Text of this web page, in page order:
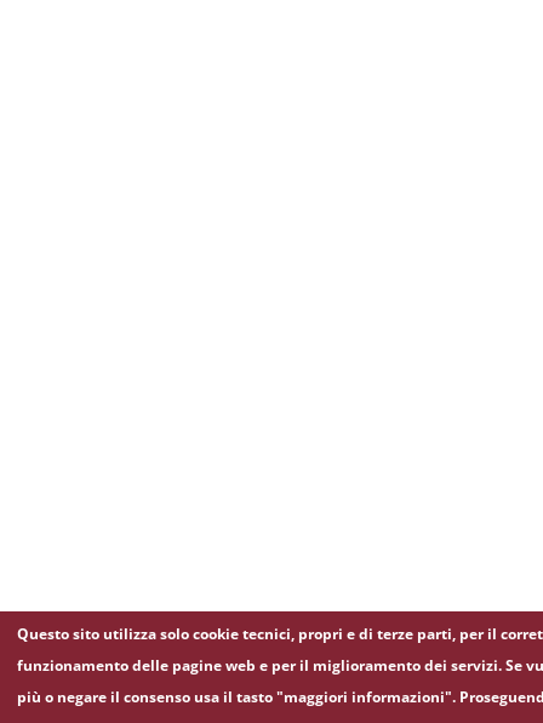
Questo sito utilizza solo cookie tecnici, propri e di terze parti, per il
funzionamento delle pagine web e per il miglioramento dei servizi. Se
più o negare il consenso usa il tasto "maggiori informazioni".